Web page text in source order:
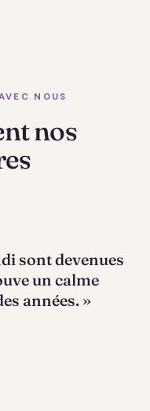
NOUS
nos
sont devenues
un calme
années. »